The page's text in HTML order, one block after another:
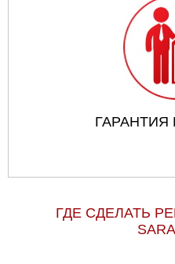
ГДЕ СДЕЛАТЬ